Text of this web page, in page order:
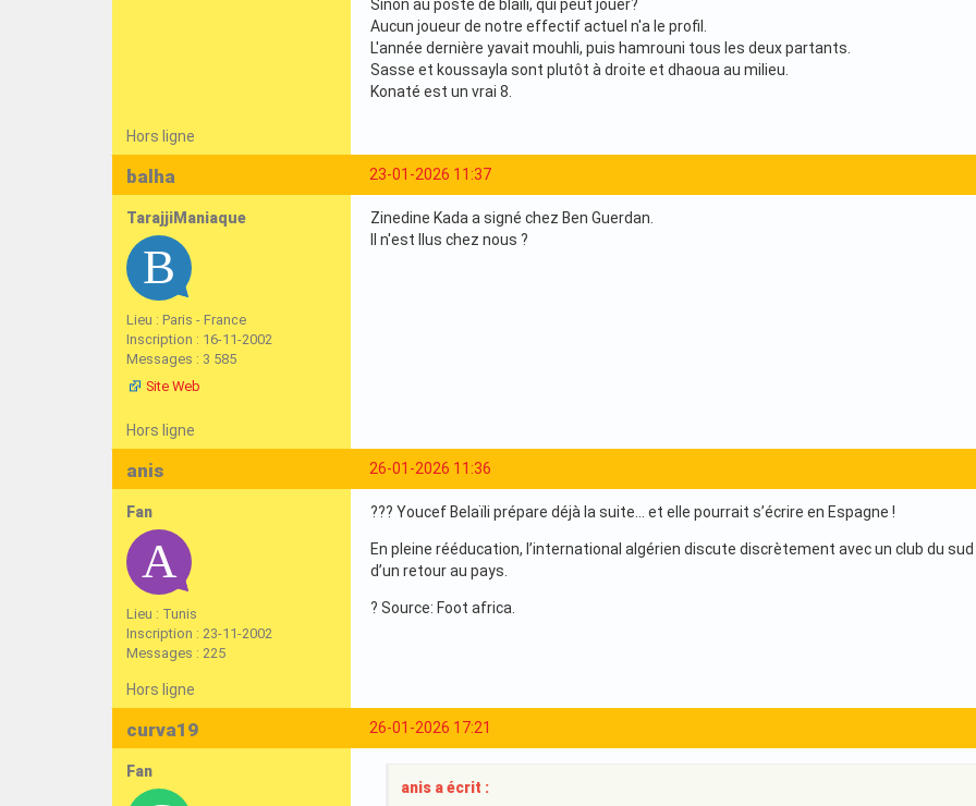
Sinon au poste de blaili, qui peut jouer?
Aucun joueur de notre effectif actuel n'a le profil.
L'année dernière yavait mouhli, puis hamrouni tous les deux partants.
Sasse et koussayla sont plutôt à droite et dhaoua au milieu.
Konaté est un vrai 8.
Hors ligne
23-01-2026 11:37
balha
TarajjiManiaque
Lieu : Paris - France
Inscription : 16-11-2002
Messages : 3 585
Site Web
Zinedine Kada a signé chez Ben Guerdan.
Il n'est llus chez nous ?
Hors ligne
26-01-2026 11:36
anis
Fan
Lieu : Tunis
Inscription : 23-11-2002
Messages : 225
??? Youcef Belaïli prépare déjà la suite… et elle pourrait s’écrire en Espagne !
En pleine rééducation, l’international algérien discute discrètement avec un club du
d’un retour au pays.
? Source: Foot africa.
Hors ligne
26-01-2026 17:21
curva19
Fan
anis a écrit :